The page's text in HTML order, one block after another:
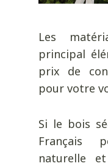
Les
principal
prix de
pour votre
Si le bois
Français
naturelle